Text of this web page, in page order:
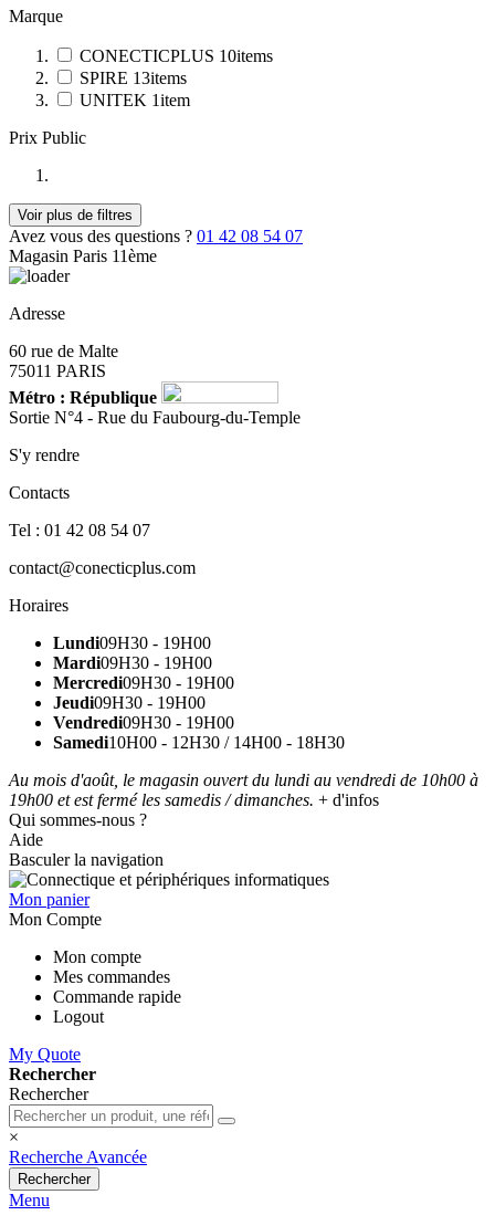
Marque
CONECTICPLUS 10items
SPIRE 13items
UNITEK 1item
Prix Public
Voir plus de filtres
Avez vous des questions ? 01 42 08 54 07
Magasin Paris 11ème
Adresse
60 rue de Malte
75011 PARIS
Métro : République
Sortie N°4 - Rue du Faubourg-du-Temple
S'y rendre
Contacts
Tel : 01 42 08 54 07
contact@conecticplus.com
Horaires
Lundi09H30 - 19H00
Mardi09H30 - 19H00
Mercredi09H30 - 19H00
Jeudi09H30 - 19H00
Vendredi09H30 - 19H00
Samedi10H00 - 12H30 / 14H00 - 18H30
Au mois d'août, le magasin ouvert du lundi au vendredi de 10h00 à
19h00 et est fermé les samedis / dimanches. + d'infos
Qui sommes-nous ?
Aide
Basculer la navigation
Mon panier
Mon Compte
Mon compte
Mes commandes
Commande rapide
Logout
My Quote
Rechercher
Rechercher
×
Recherche Avancée
Rechercher
Menu